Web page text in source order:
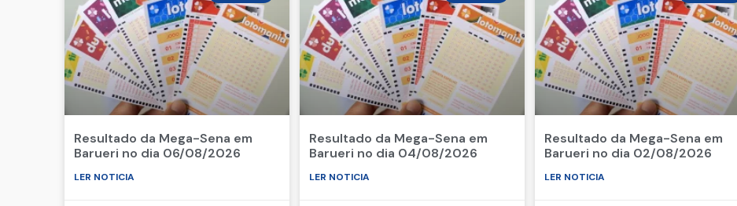
Resultado da Mega-Sena em
Barueri no dia 06/08/2026
LER NOTICIA
Resultado da Mega-Sena em
Barueri no dia 04/08/2026
LER NOTICIA
Resultado da Mega-Sena em
Barueri no dia 02/08/2026
LER NOTICIA